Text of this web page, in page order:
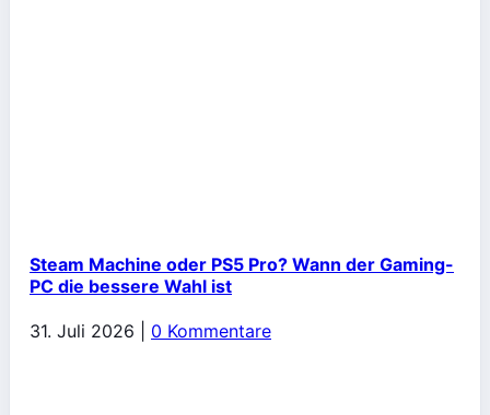
Steam Machine oder PS5 Pro? Wann der Gaming-
PC die bessere Wahl ist
31. Juli 2026 0 Kommentare